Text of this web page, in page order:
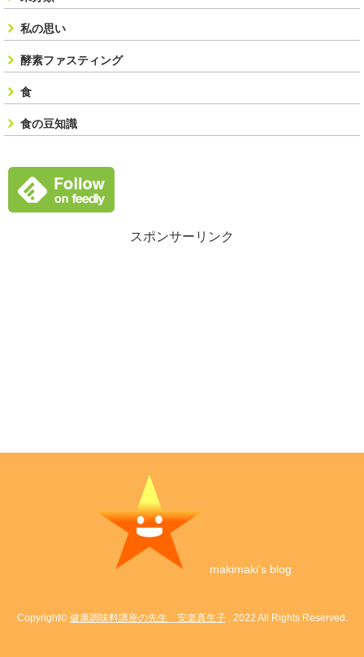
私の思い
酵素ファスティング
食
食の豆知識
スポンサーリンク
makimaki's blog
Copyright© 健康調味料講座の先生 安楽真生子, 2022 All Rights Reserved.